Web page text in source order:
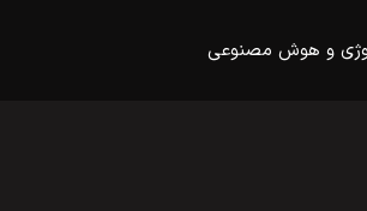
و هوش مصنوعی